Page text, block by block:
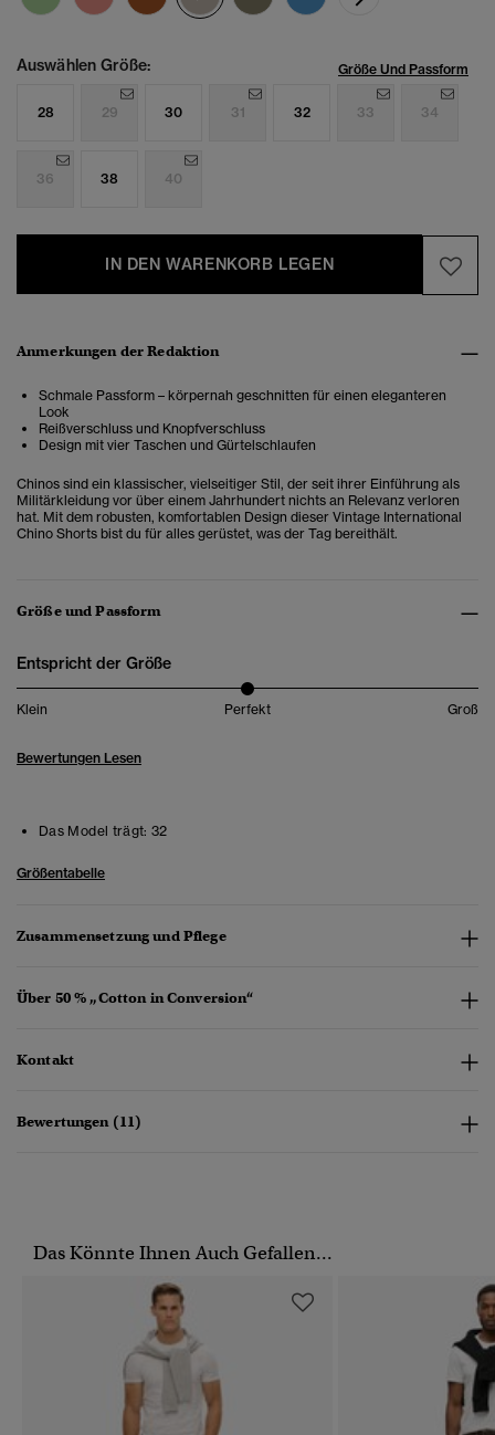
Auswählen Größe: Größe Und Passform
28 29 30 31 32 33 34
36 38 40
IN DEN WARENKORB LEGEN
Anmerkungen der Redaktion
Schmale Passform – körpernah geschnitten für einen eleganteren
Look
Reißverschluss und Knopfverschluss
Design mit vier Taschen und Gürtelschlaufen
Chinos sind ein klassischer, vielseitiger Stil, der seit ihrer Einführung als
Militärkleidung vor über einem Jahrhundert nichts an Relevanz verloren
hat. Mit dem robusten, komfortablen Design dieser Vintage International
Chino Shorts bist du für alles gerüstet, was der Tag bereithält.
Größe und Passform
Entspricht der Größe
Klein Perfekt Groß
Bewertungen Lesen
Das Model trägt: 32
Größentabelle
Zusammensetzung und Pflege
Über 50 % „Cotton in Conversion“
Kontakt
Bewertungen (11)
Das Könnte Ihnen Auch Gefallen...